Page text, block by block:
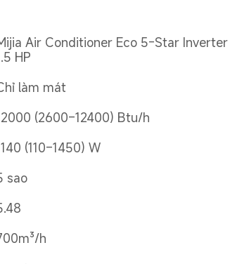
Air Conditioner Eco 5-Star Inverter
HP
làm mát
(2600–12400) Btu/h
(110–1450) W
sao
h